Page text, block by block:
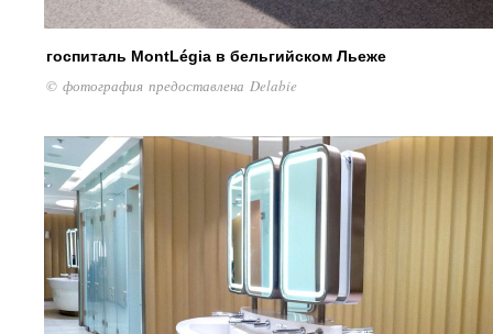
госпиталь MontLégia в бельгийском Льеже
© фотография предоставлена Delabie